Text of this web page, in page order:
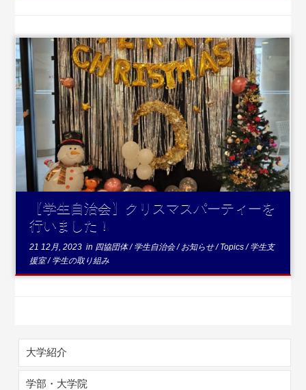
...続きを読む
【学生自治会】クリスマスパーティーを
行いました！
21 12月, 2023 in 四協団体/学生自治会/お知らせ/Topics/学生支
援室/学生の取り組み
大学紹介
学部・大学院